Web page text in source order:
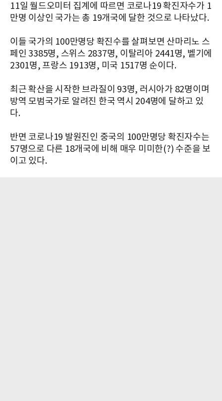
11일 월드오미터 집계에 따르면 코로나19 확진자수가 1
만명 이상인 국가는 총 19개국에 달한 것으로 나타났다.
이들 국가의 100만명당 확진수를 살펴보면 산마리노 스
페인 3385명, 스위스 2837명, 이탈리아 2441명, 벨기에
2301명, 프랑스 1913명, 미국 1517명 순이다.
최근 확산을 시작한 브라질이 93명, 러시아가 82명이며
방역 모범국가로 알려진 한국 역시 204명에 달하고 있
다.
반면 코로나19 발원진인 중국의 100만명당 확진자수는
57명으로 다른 18개국에 비해 매우 미미한(?) 수준을 보
이고 있다.